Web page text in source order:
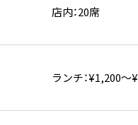
店内：20席
ランチ：¥1,200